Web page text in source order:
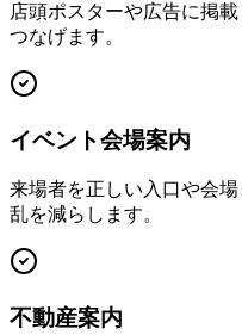
店頭ポスターや広告に掲
つなげます。
イベント会場案内
来場者を正しい入口や会
乱を減らします。
不動産案内